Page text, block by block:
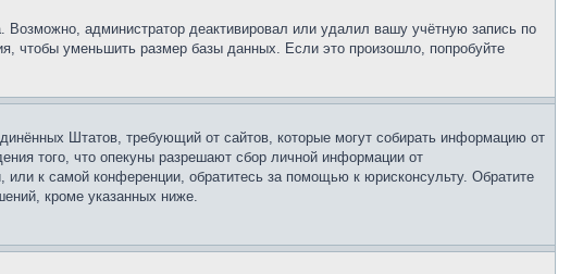
Возможно, администратор деактивировал или удалил вашу учётную запись по
чтобы уменьшить размер базы данных. Если это произошло, попробуйте
Штатов, требующий от сайтов, которые могут собирать информацию от
того, что опекуны разрешают сбор личной информации от
к самой конференции, обратитесь за помощью к юрисконсульту. Обратите
кроме указанных ниже.